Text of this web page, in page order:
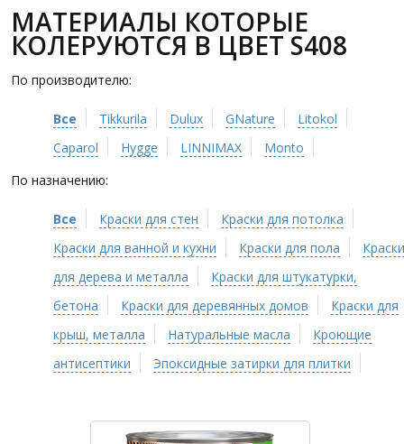
МАТЕРИАЛЫ КОТОРЫЕ
КОЛЕРУЮТСЯ В ЦВЕТ S408
По производителю:
Все Tikkurila Dulux GNature
Litokol
Caparol
Hygge LINNIMAX
Monto
По назначению:
Все Краски для стен
Краски для потолка
Краски для ванной и кухни
Краски для пола
Краски
для дерева и металла
Краски для штукатурки,
бетона
Краски для деревянных домов
Краски для
крыш, металла
Натуральные масла
Кроющие
антисептики
Эпоксидные затирки для плитки